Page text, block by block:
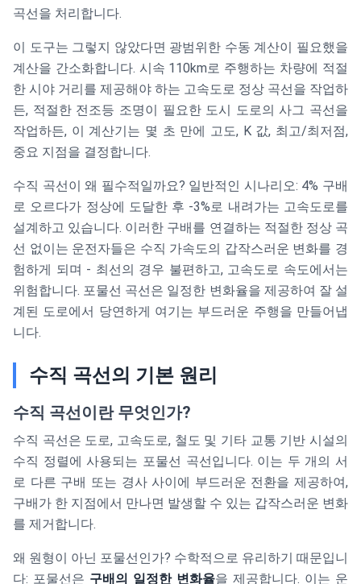
곡선을 처리합니다.
이 도구는 그렇지 않았다면 광범위한 수동 계산이 필요했을
계산을 간소화합니다. 시속 110km로 주행하는 차량에 적절
한 시야 거리를 제공해야 하는 고속도로 정상 곡선을 작업하
든, 적절한 전조등 조명이 필요한 도시 도로의 사그 곡선을
작업하든, 이 계산기는 몇 초 만에 고도, K 값, 최고/최저점,
중요 지점을 결정합니다.
수직 곡선이 왜 필수적일까요? 일반적인 시나리오: 4% 구배
로 오르다가 정상에 도달한 후 -3%로 내려가는 고속도로를
설계하고 있습니다. 이러한 구배를 연결하는 적절한 정상 곡
선 없이는 운전자들은 수직 가속도의 갑작스러운 변화를 경
험하게 되며 - 최선의 경우 불편하고, 고속도로 속도에서는
위험합니다. 포물선 곡선은 일정한 변화율을 제공하여 잘 설
계된 도로에서 당연하게 여기는 부드러운 주행을 만들어냅
니다.
수직 곡선의 기본 원리
수직 곡선이란 무엇인가?
수직 곡선은 도로, 고속도로, 철도 및 기타 교통 기반 시설의
수직 정렬에 사용되는 포물선 곡선입니다. 이는 두 개의 서
로 다른 구배 또는 경사 사이에 부드러운 전환을 제공하여,
구배가 한 지점에서 만나면 발생할 수 있는 갑작스러운 변화
를 제거합니다.
왜 원형이 아닌 포물선인가? 수학적으로 유리하기 때문입니
다: 포물선은 구배의 일정한 변화율을 제공합니다. 이는 운